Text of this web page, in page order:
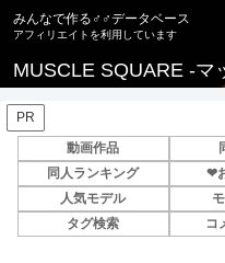
みんなで作る♂♂データベース
MUSCLE SQUARE -マ
PR
動画作品
同人ランキング
❤
人気モデル
タグ検索
コ